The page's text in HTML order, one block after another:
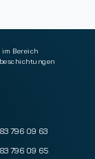
im Bereich
796 09 63
796 09 65